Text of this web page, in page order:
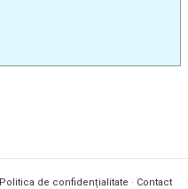
Politica de confidențialitate · Contact